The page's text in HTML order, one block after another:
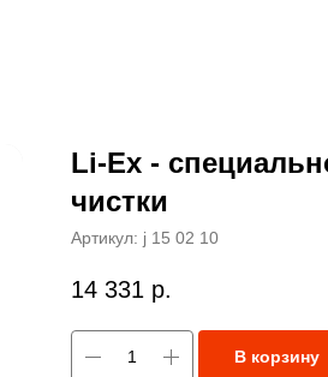
Li-Ex -
чистки
Артикул: j 15 02 10
14 331 р.
В корзину